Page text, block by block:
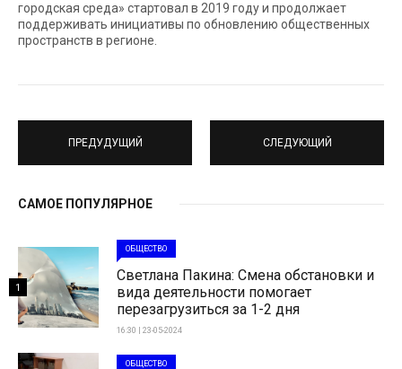
городская среда» стартовал в 2019 году и продолжает
поддерживать инициативы по обновлению общественных
пространств в регионе.
ПРЕДУДУЩИЙ СЛЕДУЮЩИЙ
САМОЕ ПОПУЛЯРНОЕ
ОБЩЕСТВО
Светлана Пакина: Смена обстановки и
вида деятельности помогает
перезагрузиться за 1-2 дня
16:30 | 23-05-2024
1
ОБЩЕСТВО